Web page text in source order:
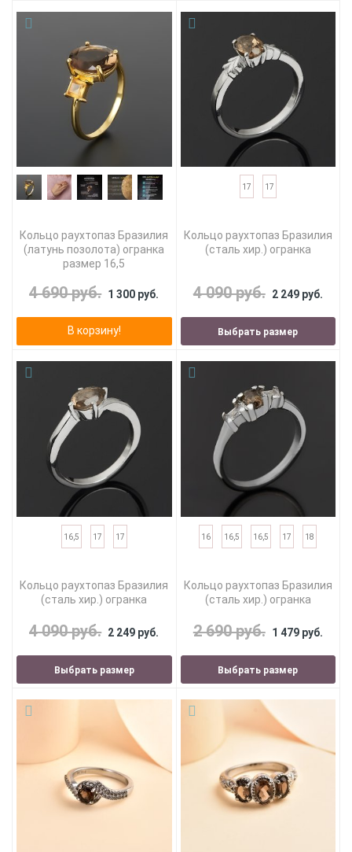
Кольцо раухтопаз Бразилия
(латунь позолота) огранка
размер 16,5
4 690 руб. 1 300 руб.
В корзину!
17 17
Кольцо раухтопаз Бразилия
(сталь хир.) огранка
4 090 руб. 2 249 руб.
Выбрать размер
16,5 17 17
Кольцо раухтопаз Бразилия
(сталь хир.) огранка
4 090 руб. 2 249 руб.
Выбрать размер
16 16,5 16,5 17 18
Кольцо раухтопаз Бразилия
(сталь хир.) огранка
2 690 руб. 1 479 руб.
Выбрать размер